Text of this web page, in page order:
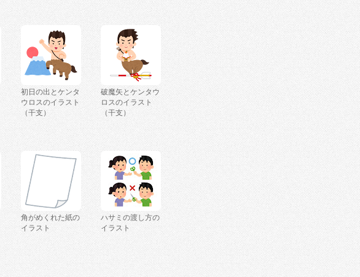
初日の出とケンタ
ウロスのイラスト
（干支）
破魔矢とケンタウ
ロスのイラスト
（干支）
角がめくれた紙の
イラスト
ハサミの渡し方の
イラスト